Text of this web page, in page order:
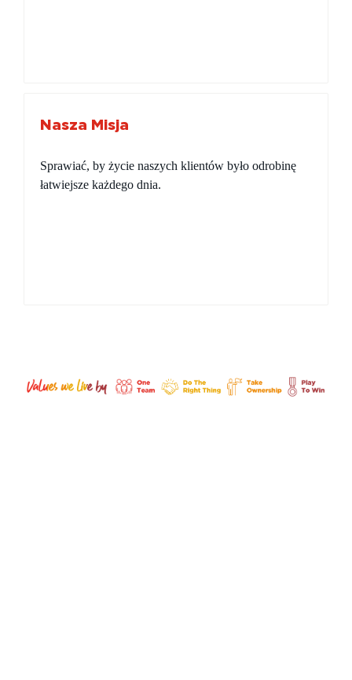
Nasza Misja
​​​​​​​Sprawiać, by życie naszych klientów było odrobinę
łatwiejsze każdego dnia.